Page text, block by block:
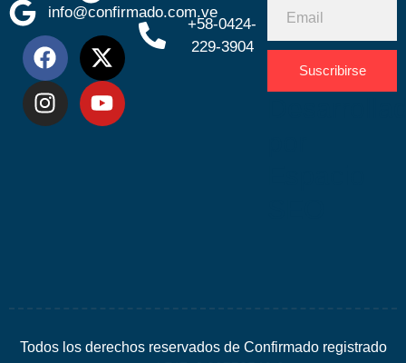
info@confirmado.com.ve
+58-0424-
229-3904
Suscribirse
Todos los derechos reservados de Confirmado registrado